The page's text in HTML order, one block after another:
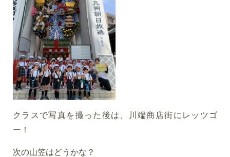
クラスで写真を撮った後は、川端商店街にレッツゴ
ー！
次の山笠はどうかな？